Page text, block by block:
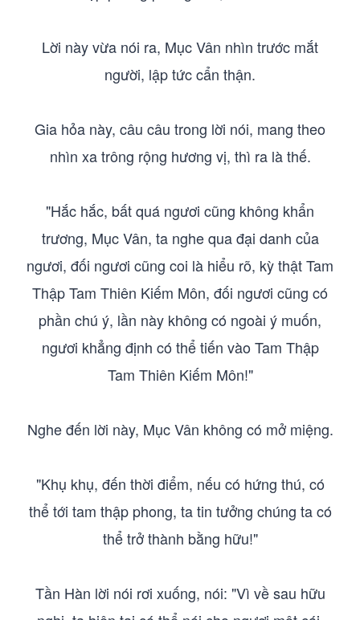
Lời này vừa nói ra, Mục Vân nhìn trước mắt
người, lập tức cẩn thận.
Gia hỏa này, câu câu trong lời nói, mang theo
nhìn xa trông rộng hương vị, thì ra là thế.
"Hắc hắc, bất quá ngươi cũng không khẩn
trương, Mục Vân, ta nghe qua đại danh của
ngươi, đối ngươi cũng coi là hiểu rõ, kỳ thật Tam
Thập Tam Thiên Kiếm Môn, đối ngươi cũng có
phần chú ý, lần này không có ngoài ý muốn,
ngươi khẳng định có thể tiến vào Tam Thập
Tam Thiên Kiếm Môn!"
Nghe đến lời này, Mục Vân không có mở miệng.
"Khụ khụ, đến thời điểm, nếu có hứng thú, có
thể tới tam thập phong, ta tin tưởng chúng ta có
thể trở thành bằng hữu!"
Tần Hàn lời nói rơi xuống, nói: "Vì về sau hữu